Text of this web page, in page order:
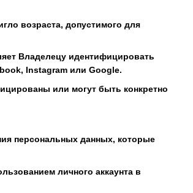
возраста, допустимого для
Владелецу идентифицировать
Instagram или Google.
или могут быть конкретно
персональных данных, которые
личного аккаунта в